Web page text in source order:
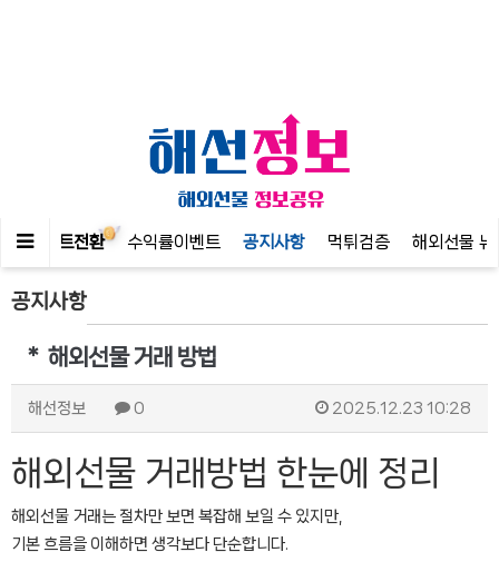
포인트전환 수익률이벤트 공지사항 먹튀검증 해외선물 뉴
공지사항
＊ 해외선물 거래 방법
해선정보 0 2025.12.23 10:28
해외선물 거래방법 한눈에 정리
해외선물 거래는 절차만 보면 복잡해 보일 수 있지만,
기본 흐름을 이해하면 생각보다 단순합니다.